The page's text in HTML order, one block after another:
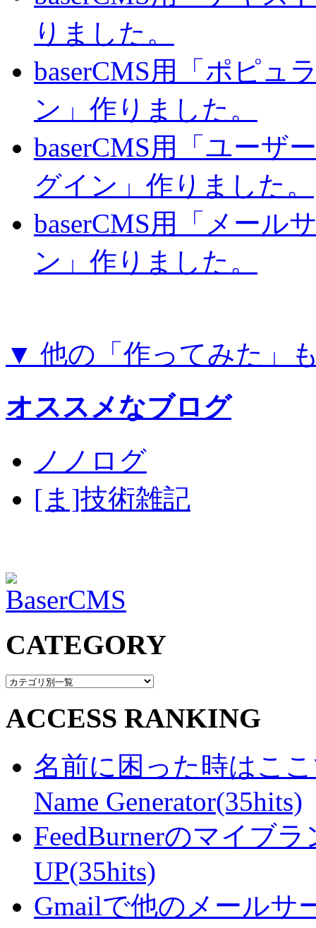
りました。
baserCMS用「ポピュ
ン」作りました。
baserCMS用「ユーザ
グイン」作りました。
baserCMS用「メール
ン」作りました。
▼ 他の「作ってみた」
オススメなブログ
ノノログ
[ま]技術雑記
CATEGORY
ACCESS RANKING
名前に困った時はここ
Name Generator(35hits)
FeedBurnerのマイブ
UP(35hits)
Gmailで他のメールサ